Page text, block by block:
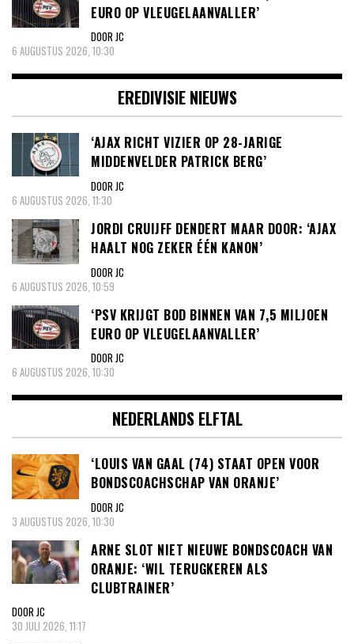
EURO OP VLEUGELAANVALLER’
DOOR JC
6 AUGUSTUS 2026, 10:30
EREDIVISIE NIEUWS
‘AJAX RICHT VIZIER OP 28-JARIGE
MIDDENVELDER PATRICK BERG’
DOOR JC
6 AUGUSTUS 2026, 11:30
JORDI CRUIJFF DENDERT MAAR DOOR: ‘AJAX
HAALT NOG ZEKER ÉÉN KANON’
DOOR JC
6 AUGUSTUS 2026, 10:59
‘PSV KRIJGT BOD BINNEN VAN 7,5 MILJOEN
EURO OP VLEUGELAANVALLER’
DOOR JC
6 AUGUSTUS 2026, 10:30
NEDERLANDS ELFTAL
‘LOUIS VAN GAAL (74) STAAT OPEN VOOR
BONDSCOACHSCHAP VAN ORANJE’
DOOR JC
3 AUGUSTUS 2026, 10:30
ARNE SLOT NIET NIEUWE BONDSCOACH VAN
ORANJE: ‘WIL TERUGKEREN ALS
CLUBTRAINER’
DOOR JC
30 JULI 2026, 11:17